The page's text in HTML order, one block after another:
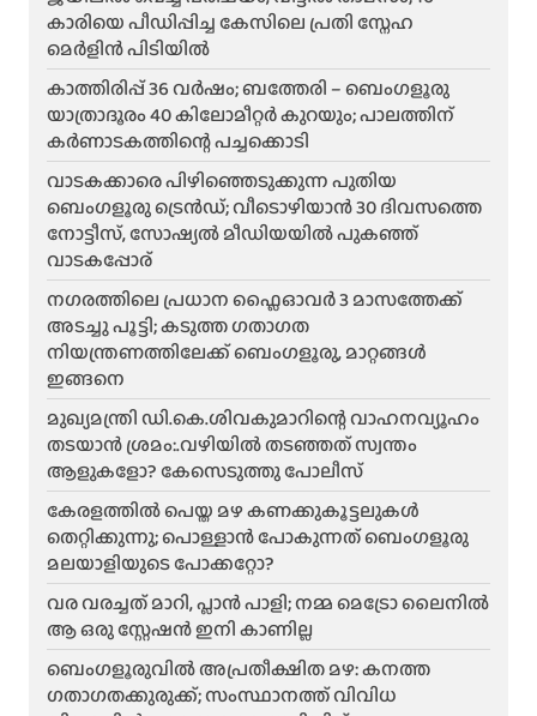
കാരിയെ പീഡിപ്പിച്ച കേസിലെ പ്രതി സ്നേഹ
മെർളിൻ പിടിയിൽ
കാത്തിരിപ്പ് 36 വർഷം; ബത്തേരി – ബെംഗളൂരു
യാത്രാദൂരം 40 കിലോമീറ്റർ കുറയും; പാലത്തിന്
കർണാടകത്തിന്റെ പച്ചക്കൊടി
വാടകക്കാരെ പിഴിഞ്ഞെടുക്കുന്ന പുതിയ
ബെംഗളൂരു ട്രെൻഡ്; വീടൊഴിയാൻ 30 ദിവസത്തെ
നോട്ടീസ്, സോഷ്യൽ മീഡിയയിൽ പുകഞ്ഞ്
വാടകപ്പോര്
ന​ഗരത്തിലെ പ്രധാന ഫ്ലൈഓവർ 3 മാസത്തേക്ക്
അടച്ചു പൂട്ടി; കടുത്ത ഗതാഗത
നിയന്ത്രണത്തിലേക്ക് ബെംഗളൂരു, മാറ്റങ്ങൾ
ഇങ്ങനെ
മുഖ്യമന്ത്രി ഡി.കെ.ശിവകുമാറിന്റെ വാഹനവ്യൂഹം
തടയാൻ ശ്രമം:.വഴിയിൽ തടഞ്ഞത് സ്വന്തം
ആളുകളോ? കേസെടുത്തു പോലീസ്
കേരളത്തിൽ പെയ്ത മഴ കണക്കുകൂട്ടലുകൾ
തെറ്റിക്കുന്നു; പൊള്ളാൻ പോകുന്നത് ബെംഗളൂരു
മലയാളിയുടെ പോക്കറ്റോ?
വര വരച്ചത് മാറി, പ്ലാൻ പാളി; നമ്മ മെട്രോ ലൈനിൽ
ആ ഒരു സ്റ്റേഷൻ ഇനി കാണില്ല
ബെംഗളൂരുവിൽ അപ്രതീക്ഷിത മഴ: കനത്ത
ഗതാഗതക്കുരുക്ക്; സംസ്ഥാനത്ത് വിവിധ